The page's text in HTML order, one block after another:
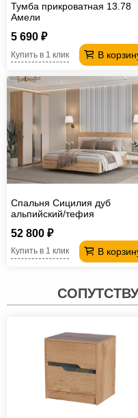
Тумба прикроватная 13.78
Амели
5 690 ₽
В
Купить в 1 клик
Спальня Сицилия дуб
альпийский/тефия
52 800 ₽
В
Купить в 1 клик